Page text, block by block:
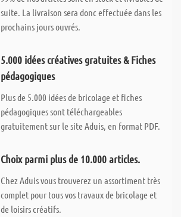
suite. La livraison sera donc effectuée dans les
prochains jours ouvrés.
5.000 idées créatives gratuites & Fiches
pédagogiques
Plus de 5.000 idées de bricolage et fiches
pédagogiques sont téléchargeables
gratuitement sur le site Aduis, en format PDF.
Choix parmi plus de 10.000 articles.
Chez Aduis vous trouverez un assortiment très
complet pour tous vos travaux de bricolage et
de loisirs créatifs.